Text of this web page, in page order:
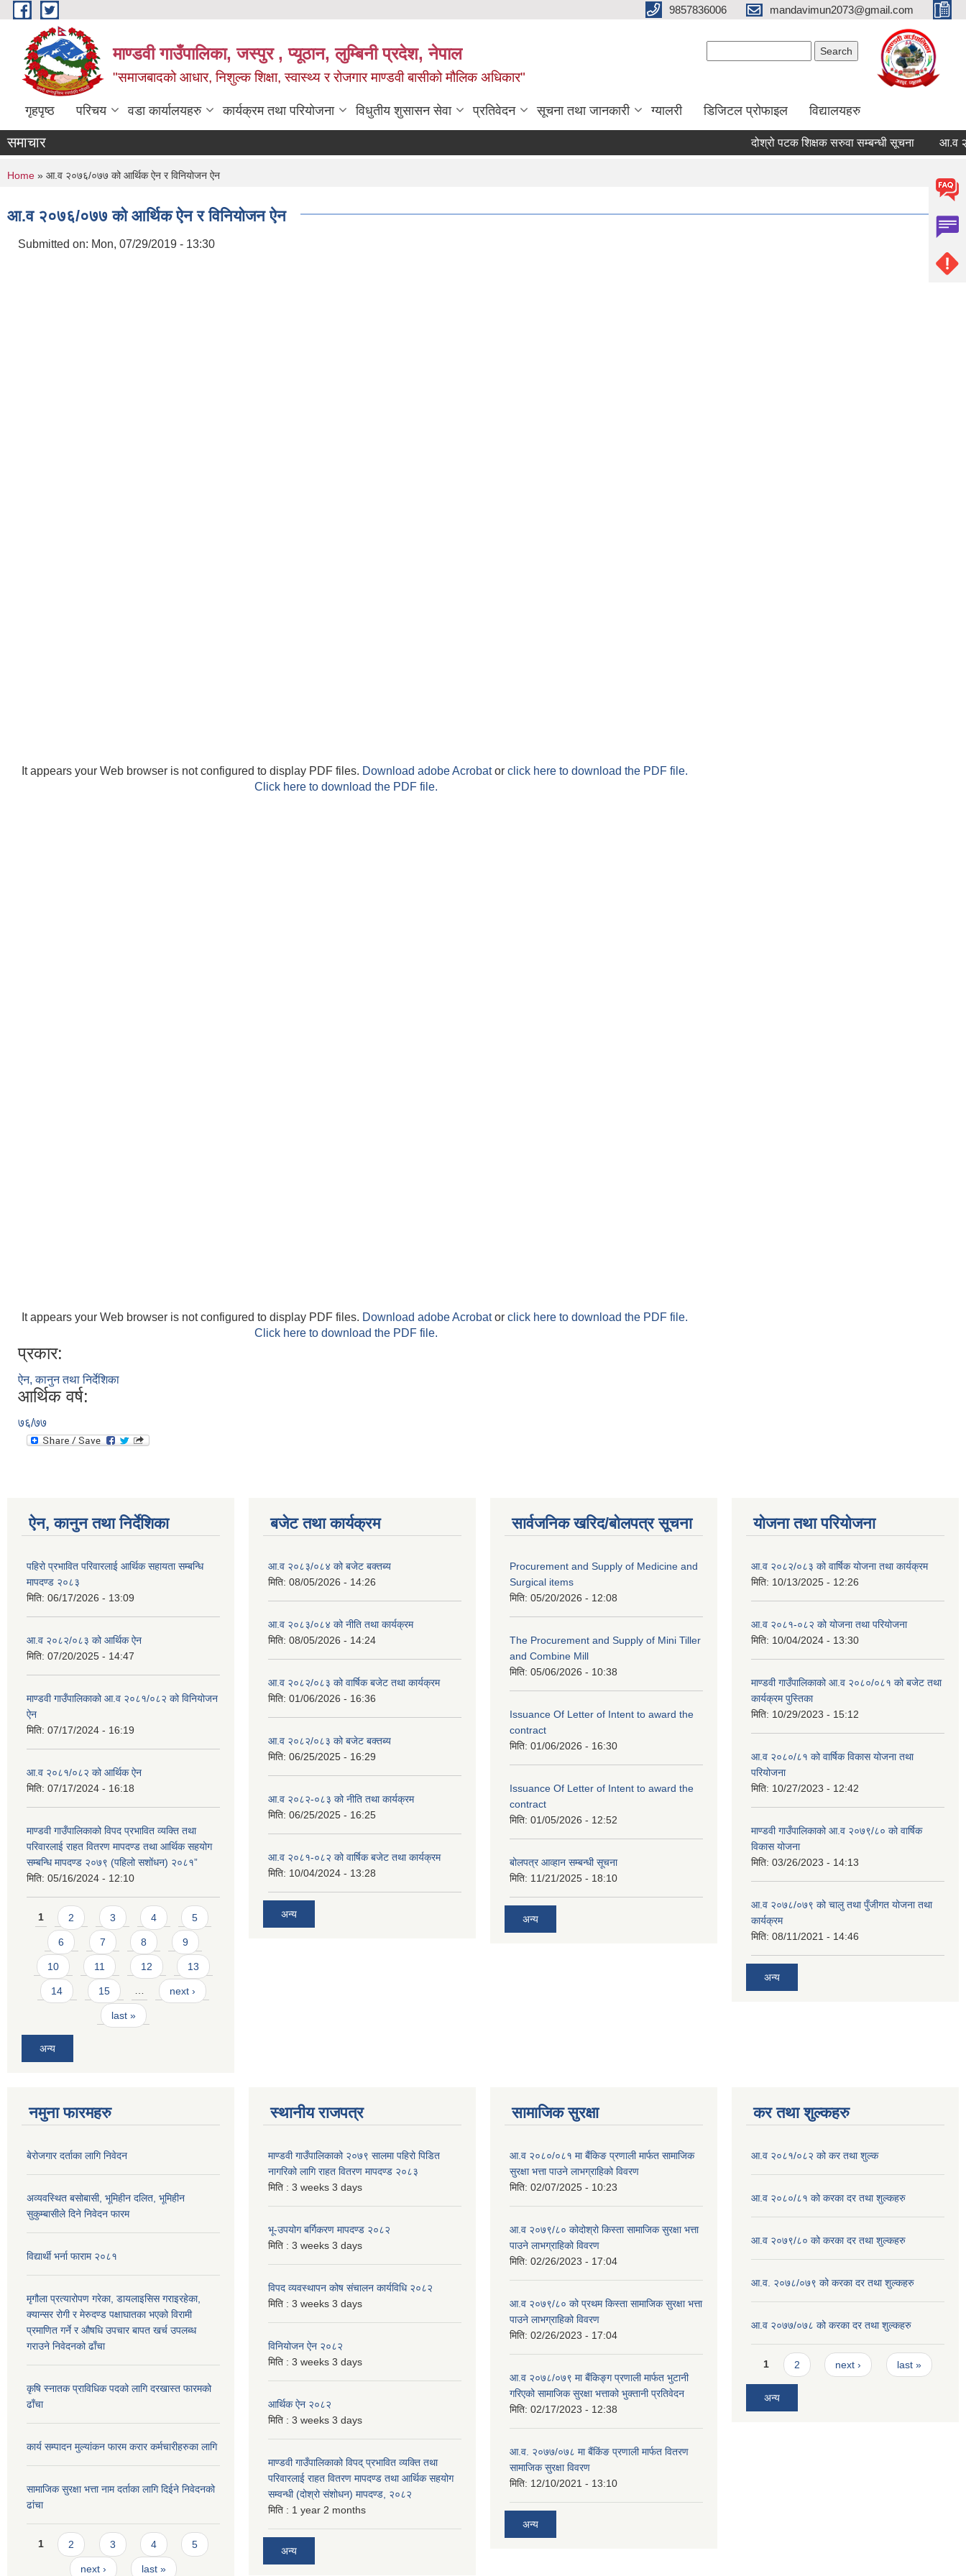
Skip to main content 9857836006 mandavimun2073@gmail.com
माण्डवी गाउँपालिका, जस्पुर , प्यूठान, लुम्बिनी प्रदेश, नेपाल
"समाजबादको आधार, निशुल्क शिक्षा, स्वास्थ्य र रोजगार माण्डवी बासीको मौलिक अधिकार"
गृहपृष्ठ परिचय वडा कार्यालयहरु कार्यक्रम तथा परियोजना विधुतीय शुसासन सेवा प्रतिवेदन सूचना तथा जानकारी ग्यालरी डिजिटल प्रोफाइल विद्यालयहरु
समाचार दोश्रो पटक शिक्षक सरुवा सम्बन्धी सूचना आ.व २०८३/
You are here
Home » आ.व २०७६/०७७ को आर्थिक ऐन र विनियोजन ऐन
आ.व २०७६/०७७ को आर्थिक ऐन र विनियोजन ऐन
Submitted on: Mon, 07/29/2019 - 13:30
It appears your Web browser is not configured to display PDF files. Download adobe Acrobator click here to download the PDF file.
Click here to download the PDF file.
It appears your Web browser is not configured to display PDF files. Download adobe Acrobator click here to download the PDF file.
Click here to download the PDF file.
प्रकार:
ऐन, कानुन तथा निर्देशिका
आर्थिक वर्ष:
७६/७७
ऐन, कानुन तथा निर्देशिका
पहिरो प्रभावित परिवारलाई आर्थिक सहायता सम्बन्धि
मापदण्ड २०८३
मिति: 06/17/2026 - 13:09
आ.व २०८२/०८३ को आर्थिक ऐन
मिति: 07/20/2025 - 14:47
माण्डवी गाउँपालिकाको आ.व २०८१/०८२ को विनियोजन
ऐन
मिति: 07/17/2024 - 16:19
आ.व २०८१/०८२ को आर्थिक ऐन
मिति: 07/17/2024 - 16:18
माण्डवी गाउँपालिकाको विपद प्रभावित व्यक्ति तथा
परिवारलाई राहत वितरण मापदण्ड तथा आर्थिक सहयोग
सम्बन्धि मापदण्ड २०७९ (पहिलो सशोंधन) २०८१”
मिति: 05/16/2024 - 12:10
Pages
1 2 3 4 5
6 7 8 9
10 11 12 13
14 15 … next ›
last »
अन्य
बजेट तथा कार्यक्रम
आ.व २०८३/०८४ को बजेट बक्तब्य
मिति: 08/05/2026 - 14:26
आ.व २०८३/०८४ को नीति तथा कार्यक्रम
मिति: 08/05/2026 - 14:24
आ.व २०८२/०८३ को वार्षिक बजेट तथा कार्यक्रम
मिति: 01/06/2026 - 16:36
आ.व २०८२/०८३ को बजेट बक्तब्य
मिति: 06/25/2025 - 16:29
आ.व २०८२-०८३ को नीति तथा कार्यक्रम
मिति: 06/25/2025 - 16:25
आ.व २०८१-०८२ को वार्षिक बजेट तथा कार्यक्रम
मिति: 10/04/2024 - 13:28
अन्य
सार्वजनिक खरिद/बोलपत्र सूचना
Procurement and Supply of Medicine and
Surgical items
मिति: 05/20/2026 - 12:08
The Procurement and Supply of Mini Tiller
and Combine Mill
मिति: 05/06/2026 - 10:38
Issuance Of Letter of Intent to award the
contract
मिति: 01/06/2026 - 16:30
Issuance Of Letter of Intent to award the
contract
मिति: 01/05/2026 - 12:52
बोलपत्र आव्हान सम्बन्धी सूचना
मिति: 11/21/2025 - 18:10
अन्य
योजना तथा परियोजना
आ.व २०८२/०८३ को वार्षिक योजना तथा कार्यक्रम
मिति: 10/13/2025 - 12:26
आ.व २०८१-०८२ को योजना तथा परियोजना
मिति: 10/04/2024 - 13:30
माण्डवी गाउँपालिकाको आ.व २०८०/०८१ को बजेट तथा
कार्यक्रम पुस्तिका
मिति: 10/29/2023 - 15:12
आ.व २०८०/८१ को वार्षिक विकास योजना तथा
परियोजना
मिति: 10/27/2023 - 12:42
माण्डवी गाउँपालिकाको आ.व २०७९/८० को वार्षिक
विकास योजना
मिति: 03/26/2023 - 14:13
आ.व २०७८/०७९ को चालु तथा पुँजीगत योजना तथा
कार्यक्रम
मिति: 08/11/2021 - 14:46
अन्य
नमुना फारमहरु
बेरोजगार दर्ताका लागि निवेदन
अव्यवस्थित बसोबासी, भूमिहीन दलित, भूमिहीन
सुकुम्बासीले दिने निवेदन फारम
विद्यार्थी भर्ना फाराम २०८१
मृगौला प्रत्यारोपण गरेका, डायलाइसिस गराइरहेका,
क्यान्सर रोगी र मेरुदण्ड पक्षाघातका भएको विरामी
प्रमाणित गर्ने र औषधि उपचार बापत खर्च उपलब्ध
गराउने निवेदनको ढाँचा
कृषि स्नातक प्राविधिक पदको लागि दरखास्त फारमको
ढाँचा
कार्य सम्पादन मुल्यांकन फारम करार कर्मचारीहरुका लागि
सामाजिक सुरक्षा भत्ता नाम दर्ताका लागि दिईने निवेदनको
ढांचा
Pages
1 2 3 4 5
next › last »
स्थानीय राजपत्र
माण्डवी गाउँपालिकाको २०७९ सालमा पहिरो पिडित
नागरिको लागि राहत वितरण मापदण्ड २०८३
मिति : 3 weeks 3 days
भू-उपयोग बर्गिकरण मापदण्ड २०८२
मिति : 3 weeks 3 days
विपद व्यवस्थापन कोष संचालन कार्यविधि २०८२
मिति : 3 weeks 3 days
विनियोजन ऐन २०८२
मिति : 3 weeks 3 days
आर्थिक ऐन २०८२
मिति : 3 weeks 3 days
माण्डवी गाउँपालिकाको विपद् प्रभावित व्यक्ति तथा
परिवारलाई राहत वितरण मापदण्ड तथा आर्थिक सहयोग
सम्वन्धी (दोश्रो संशोधन) मापदण्ड, २०८२
मिति : 1 year 2 months
अन्य
सामाजिक सुरक्षा
आ.व २०८०/०८१ मा बैंकिङ प्रणाली मार्फत सामाजिक
सुरक्षा भत्ता पाउने लाभग्राहिको विवरण
मिति: 02/07/2025 - 10:23
आ.व २०७९/८० कोदोश्रो किस्ता सामाजिक सुरक्षा भत्ता
पाउने लाभग्राहिको विवरण
मिति: 02/26/2023 - 17:04
आ.व २०७९/८० को प्रथम किस्ता सामाजिक सुरक्षा भत्ता
पाउने लाभग्राहिको विवरण
मिति: 02/26/2023 - 17:04
आ.व २०७८/०७९ मा बैंकिङ्ग प्रणाली मार्फत भुटानी
गरिएको सामाजिक सुरक्षा भत्ताको भुक्तानी प्रतिवेदन
मिति: 02/17/2023 - 12:38
आ.व. २०७७/०७८ मा बैंकिंङ प्रणाली मार्फत वितरण
सामाजिक सुरक्षा विवरण
मिति: 12/10/2021 - 13:10
अन्य
कर तथा शुल्कहरु
आ.व २०८१/०८२ को कर तथा शुल्क
आ.व २०८०/८१ को करका दर तथा शुल्कहरु
आ.व २०७९/८० को करका दर तथा शुल्कहरु
आ.व. २०७८/०७९ को करका दर तथा शुल्कहरु
आ.व २०७७/०७८ को करका दर तथा शुल्कहरु
Pages
1 2 next › last »
अन्य